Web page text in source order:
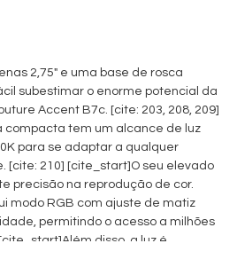
2,75″ e uma base de rosca
subestimar o enorme potencial da
Accent B7c. [cite: 203, 208, 209]
compacta tem um alcance de luz
para se adaptar a qualquer
[cite: 210] [cite_start]O seu elevado
precisão na reprodução de cor.
modo RGB com ajuste de matiz
permitindo o acesso a milhões
disso, a luz é
a 100%. [cite: 213]